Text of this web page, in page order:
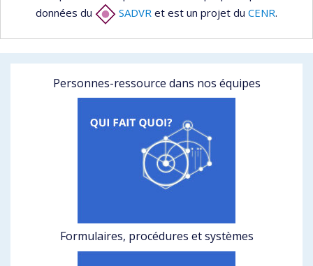
données du
SADVR et est un projet du CENR.
Personnes-ressource dans nos équipes
Formulaires, procédures et systèmes